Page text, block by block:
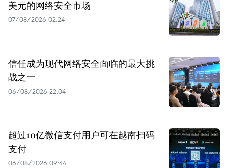
美元的网络安全市场
07/08/2026 02:24
信任成为现代网络安全面临的最大挑
战之一
06/08/2026 22:04
超过10亿微信支付用户可在越南扫码
支付
06/08/2026 09:44